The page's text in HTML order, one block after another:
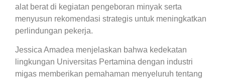
alat berat di kegiatan pengeboran minyak serta
menyusun rekomendasi strategis untuk meningkatkan
perlindungan pekerja.
Jessica Amadea menjelaskan bahwa kedekatan
lingkungan Universitas Pertamina dengan industri
migas memberikan pemahaman menyeluruh tentang